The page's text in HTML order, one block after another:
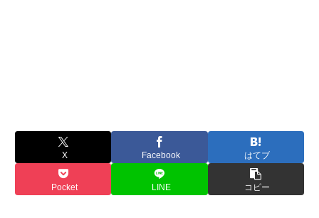
X Facebook はてブ
Pocket LINE コピー